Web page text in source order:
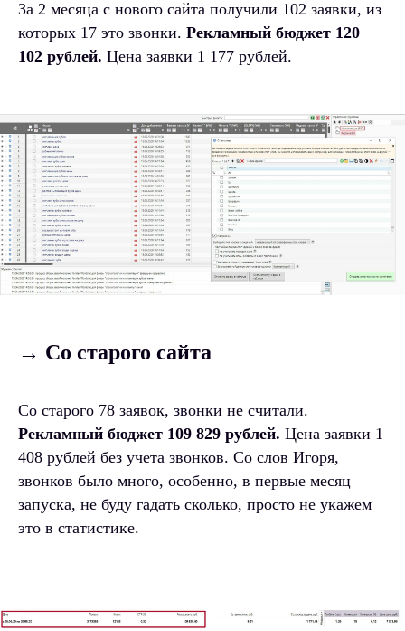
За 2 месяца с нового сайта получили 102 заявки, из
которых 17 это звонки. Рекламный бюджет 120
102 рублей. Цена заявки 1 177 рублей.
→ Со старого сайта
Со старого 78 заявок, звонки не считали.
Рекламный бюджет 109 829 рублей. Цена заявки 1
408 рублей без учета звонков. Со слов Игоря,
звонков было много, особенно, в первые месяц
запуска, не буду гадать сколько, просто не укажем
это в статистике.